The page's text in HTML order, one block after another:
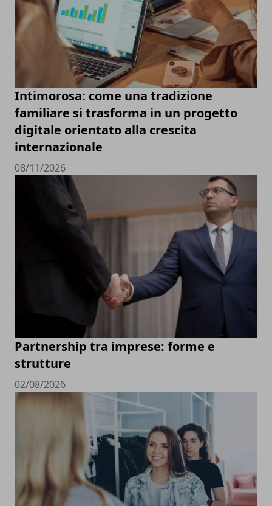
Intimorosa: come una tradizione
familiare si trasforma in un progetto
digitale orientato alla crescita
internazionale
08/11/2026
Partnership tra imprese: forme e
strutture
02/08/2026